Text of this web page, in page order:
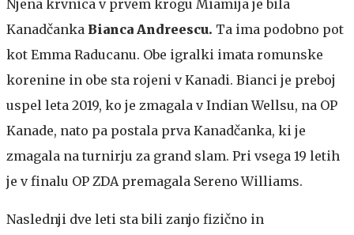
Njena krvnica v prvem krogu Miamija je bila
Kanadčanka Bianca Andreescu. Ta ima podobno pot
kot Emma Raducanu. Obe igralki imata romunske
korenine in obe sta rojeni v Kanadi. Bianci je preboj
uspel leta 2019, ko je zmagala v Indian Wellsu, na OP
Kanade, nato pa postala prva Kanadčanka, ki je
zmagala na turnirju za grand slam. Pri vsega 19 letih
je v finalu OP ZDA premagala Sereno Williams.
Naslednji dve leti sta bili zanjo fizično in